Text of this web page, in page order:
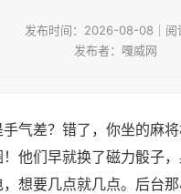
发布时间：2026-08-08｜阅
发布者：嘎威网
气差？错了，你坐的麻
！他们早就换了磁力骰子
，想要几点就几点。后台